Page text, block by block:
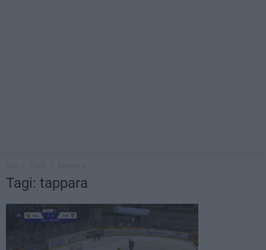
Tagi: tappara